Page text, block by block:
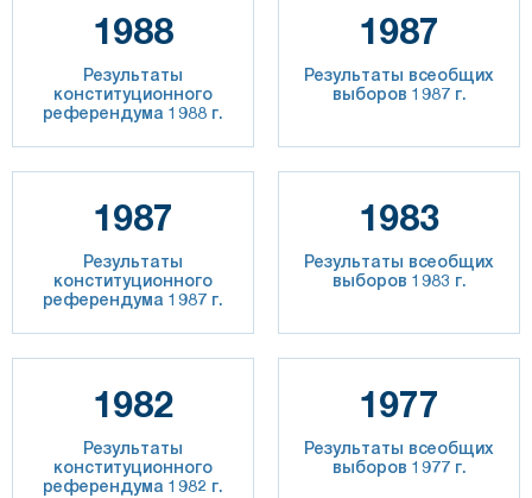
1988
Результаты
конституционного
референдума 1988 г.
1987
Результаты всеобщих
выборов 1987 г.
1987
Результаты
конституционного
референдума 1987 г.
1983
Результаты всеобщих
выборов 1983 г.
1982
Результаты
конституционного
референдума 1982 г.
1977
Результаты всеобщих
выборов 1977 г.